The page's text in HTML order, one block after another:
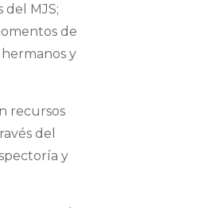
MJS;
de
y
recursos
del
y